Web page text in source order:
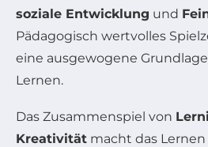
soziale Entwicklung und
Pädagogisch wertvolles
eine ausgewogene
Lernen.
Das Zusammenspiel von
Kreativität macht das